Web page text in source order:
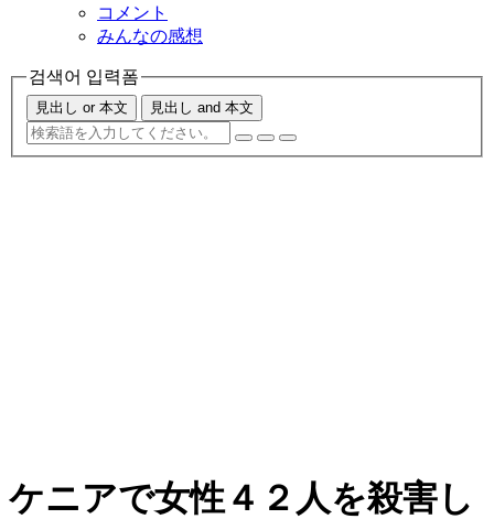
コメント
みんなの感想
검색어 입력폼
見出し or 本文 見出し and 本文
ケニアで女性４２人を殺害し